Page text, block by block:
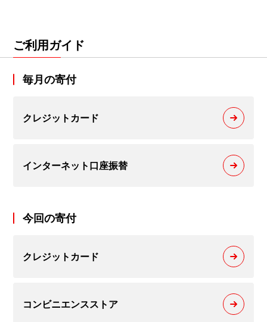
ご利用ガイド
毎月の寄付
クレジットカード
インターネット口座振替
今回の寄付
クレジットカード
コンビニエンスストア